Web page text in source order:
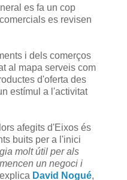
es fa un cop
es revisen
i dels comerços
al mapa serveis com
d'oferta des
estímul a l'activitat
afegits d'Eixos és
buits per a l'inici
molt útil per als
un negoci i
David Nogué,